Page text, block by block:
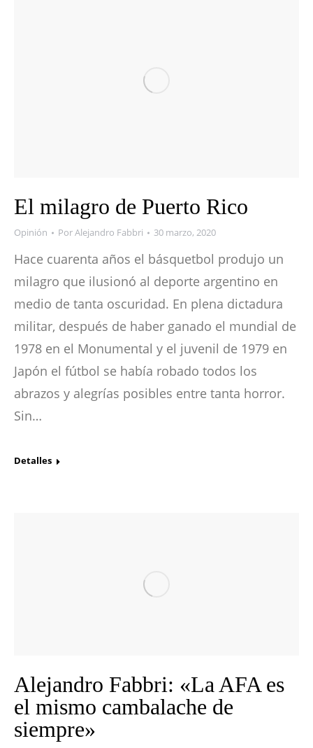
El milagro de Puerto Rico
Opinión PorAlejandro Fabbri 30 marzo, 2020
Hace cuarenta años el básquetbol produjo un
milagro que ilusionó al deporte argentino en
medio de tanta oscuridad. En plena dictadura
militar, después de haber ganado el mundial de
1978 en el Monumental y el juvenil de 1979 en
Japón el fútbol se había robado todos los
abrazos y alegrías posibles entre tanta horror.
Sin…
Detalles
Alejandro Fabbri: «La AFA es
el mismo cambalache de
siempre»